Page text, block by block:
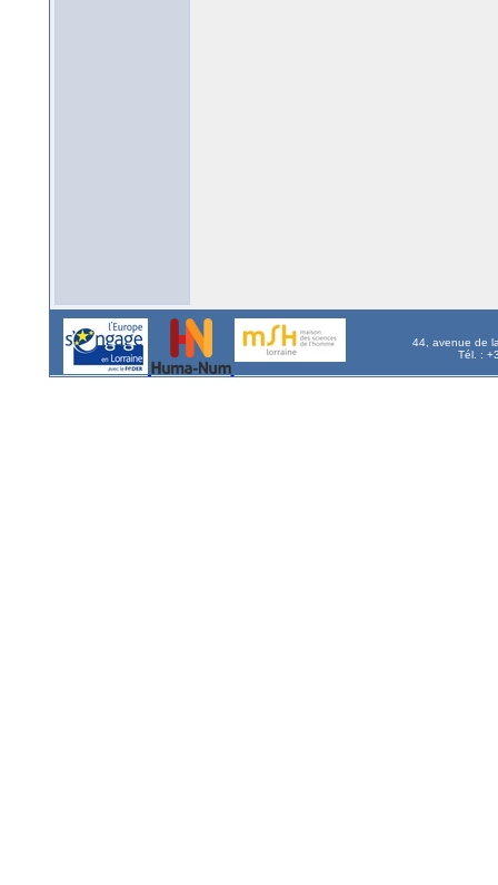
44, avenue de
Tél. :